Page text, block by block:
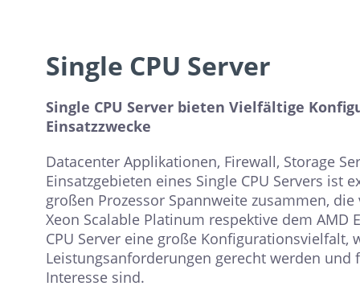
Single CPU Server
Single CPU Server bieten Vielfältige
Einsatzzwecke
Datacenter Applikationen, Firewall, Storage
Einsatzgebieten eines Single CPU Servers
großen Prozessor Spannweite zusammen,
Xeon Scalable Platinum respektive dem AMD
CPU Server eine große
Leistungsanforderungen gerecht werden
Interesse sind.